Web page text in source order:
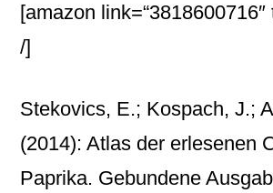
[amazon link=“3818600716″
/]
Stekovics, E.; Kospach, J.;
(2014): Atlas der erlesenen
Paprika. Gebundene